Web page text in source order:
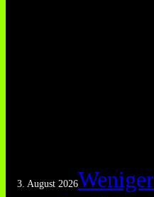
3. August 2026